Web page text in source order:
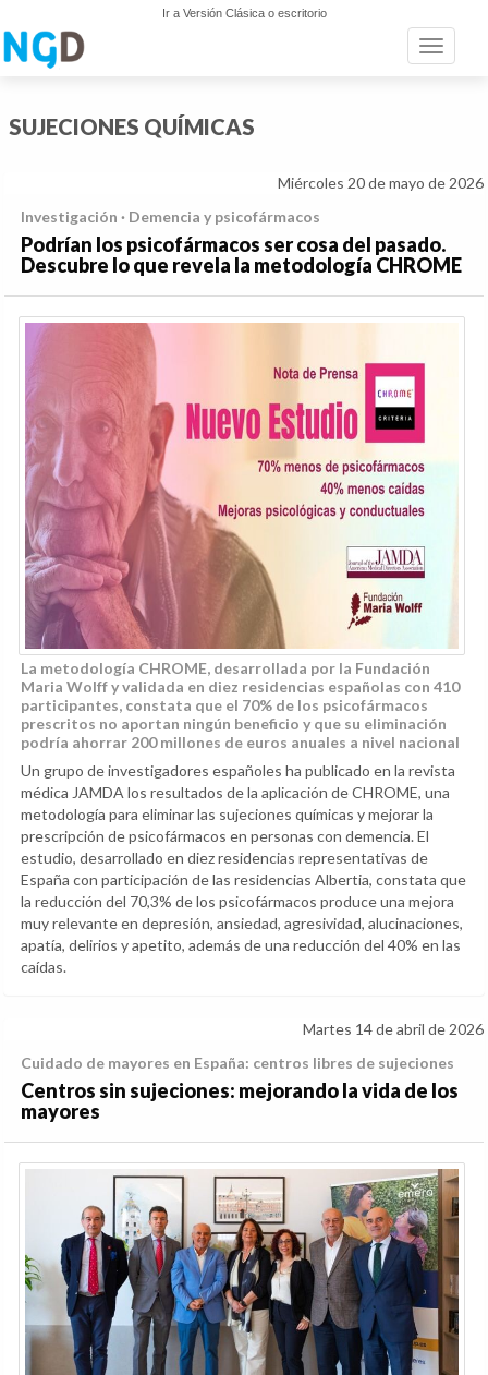
Ir a Versión Clásica o escritorio
Toggle
SUJECIONES QUÍMICAS
Miércoles 20 de mayo de 2026
Investigación · Demencia y psicofármacos
Podrían los psicofármacos ser cosa del pasado.
Descubre lo que revela la metodología CHROME
La metodología CHROME, desarrollada por la Fundación
Maria Wolff y validada en diez residencias españolas con 410
participantes, constata que el 70% de los psicofármacos
prescritos no aportan ningún beneficio y que su eliminación
podría ahorrar 200 millones de euros anuales a nivel nacional
Un grupo de investigadores españoles ha publicado en la revista
médica JAMDA los resultados de la aplicación de CHROME, una
metodología para eliminar las sujeciones químicas y mejorar la
prescripción de psicofármacos en personas con demencia. El
estudio, desarrollado en diez residencias representativas de
España con participación de las residencias Albertia, constata que
la reducción del 70,3% de los psicofármacos produce una mejora
muy relevante en depresión, ansiedad, agresividad, alucinaciones,
apatía, delirios y apetito, además de una reducción del 40% en las
caídas.
Martes 14 de abril de 2026
Cuidado de mayores en España: centros libres de sujeciones
Centros sin sujeciones: mejorando la vida de los
mayores